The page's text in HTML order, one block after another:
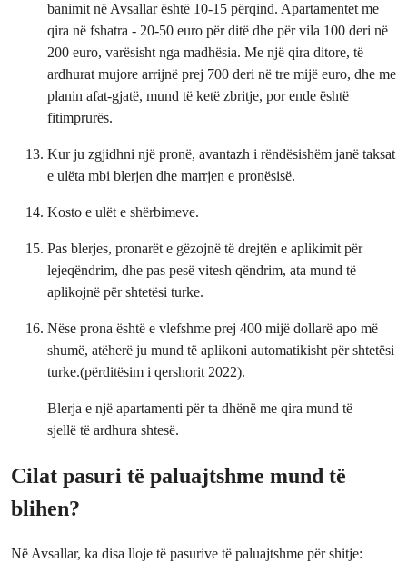
banimit në Avsallar është 10-15 përqind. Apartamentet me
qira në fshatra - 20-50 euro për ditë dhe për vila 100 deri në
200 euro, varësisht nga madhësia. Me një qira ditore, të
ardhurat mujore arrijnë prej 700 deri në tre mijë euro, dhe me
planin afat-gjatë, mund të ketë zbritje, por ende është
fitimprurës.
Kur ju zgjidhni një pronë, avantazh i rëndësishëm janë taksat
e ulëta mbi blerjen dhe marrjen e pronësisë.
Kosto e ulët e shërbimeve.
Pas blerjes, pronarët e gëzojnë të drejtën e aplikimit për
lejeqëndrim, dhe pas pesë vitesh qëndrim, ata mund të
aplikojnë për shtetësi turke.
Nëse prona është e vlefshme prej 400 mijë dollarë apo më
shumë, atëherë ju mund të aplikoni automatikisht për shtetësi
turke.(përditësim i qershorit 2022).
Blerja e një apartamenti për ta dhënë me qira mund të
sjellë të ardhura shtesë.
Cilat pasuri të paluajtshme mund të
blihen?
Në Avsallar, ka disa lloje të pasurive të paluajtshme për shitje: